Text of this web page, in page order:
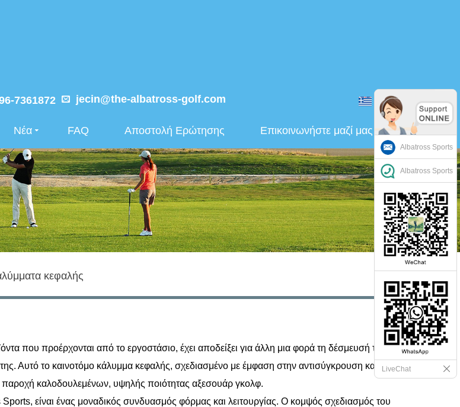
7361872 jecin@the-albatross-golf.com ελληνικά
Νέα FAQ Αποστολή Ερώτησης Επικοινωνήστε μαζί μας
κεφαλής
που προέρχονται από το εργοστάσιο, έχει αποδείξει για άλλη μια φορά τη δέσμευσή της
Αυτό το καινοτόμο κάλυμμα κεφαλής, σχεδιασμένο με έμφαση στην αντισύγκρουση και την
παροχή καλοδουλεμένων, υψηλής ποιότητας αξεσουάρ γκολφ.
είναι ένας μοναδικός συνδυασμός φόρμας και λειτουργίας. Ο κομψός σχεδιασμός του
Albatross Sports
Albatross Sports
LiveChat